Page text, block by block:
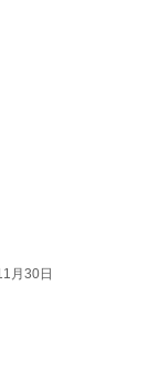
月30日